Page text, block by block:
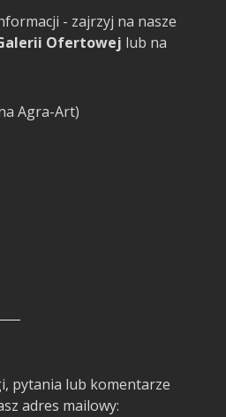
- zajrzyj na nasze
Ofertowej lub na
Agra-Art)
pytania lub komentarze
adres mailowy: